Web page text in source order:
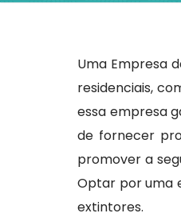
Uma Empresa
residenciais,
essa empresa
de fornecer
promover a
Optar por uma
extintores.